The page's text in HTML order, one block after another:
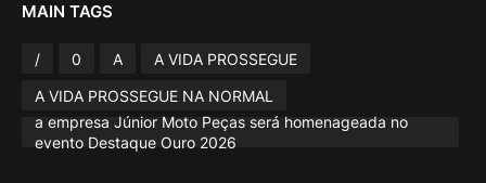
MAIN TAGS
/ 0 A
A VIDA PROSSEGUE
A VIDA PROSSEGUE NA NORMAL
a empresa Júnior Moto Peças será homenageada no
evento Destaque Ouro 2026